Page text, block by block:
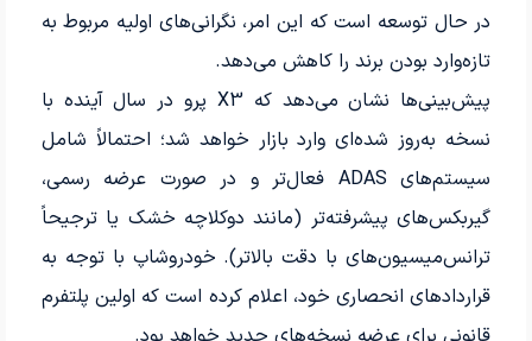
در حال توسعه است که این امر، نگرانی‌های اولیه مربوط به
تازه‌وارد بودن برند را کاهش می‌دهد.
پیش‌بینی‌ها نشان می‌دهد که X3 پرو در سال آینده با
نسخه به‌روز شده‌ای وارد بازار خواهد شد؛ احتمالاً شامل
سیستم‌های ADAS فعال‌تر و در صورت عرضه رسمی،
گیربکس‌های پیشرفته‌تر (مانند دوکلاچه خشک یا ترجیحاً
ترانس‌میسیون‌های با دقت بالاتر). خودروشاپ با توجه به
قراردادهای انحصاری خود، اعلام کرده است که اولین پلتفرم